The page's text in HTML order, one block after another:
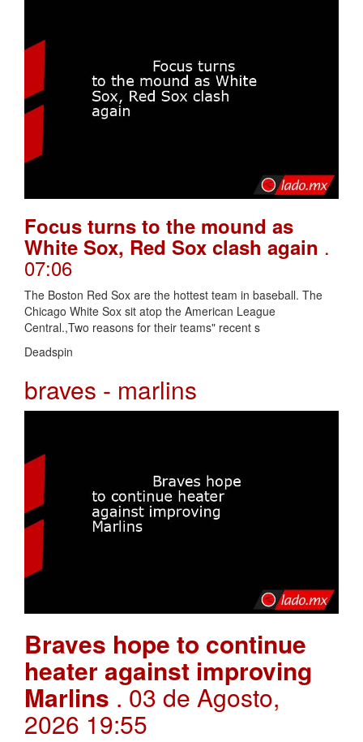
Focus turns to the mound as
White Sox, Red Sox clash again .
07:06
The Boston Red Sox are the hottest team in baseball. The
Chicago White Sox sit atop the American League
Central.,Two reasons for their teams" recent s
Deadspin
braves - marlins
Braves hope to continue
heater against improving
Marlins . 03 de Agosto,
2026 19:55